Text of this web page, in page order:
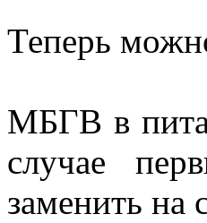
Теперь
МБГВ в
случае
заменить на